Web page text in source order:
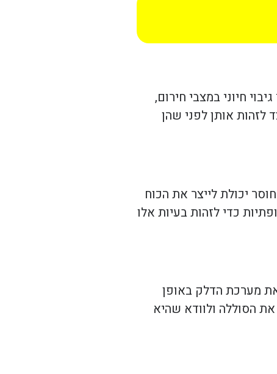
חיוני במצבי חירום,
לזהות אותן לפני שהן
יכולת לייצר את הכוח
כדי לזהות בעיות אלו
מערכת הדלק באופן
הסוללה ולוודא שהיא